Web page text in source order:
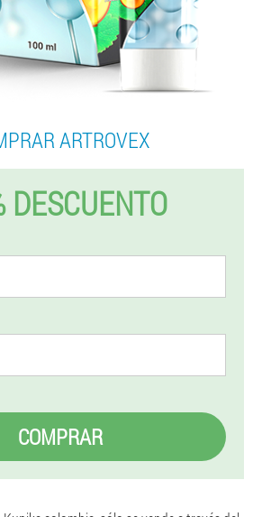
ARTROVEX
DESCUENTO
COMPRAR